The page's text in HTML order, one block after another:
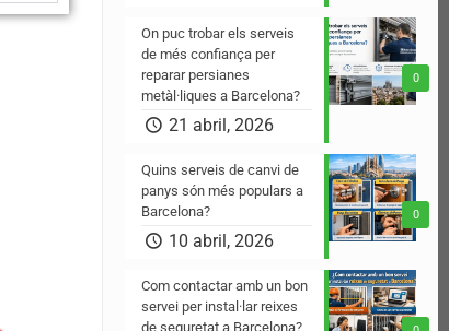
0
On puc trobar els serveis
de més confiança per
reparar persianes
metàl·liques a Barcelona?
21 abril, 2026
0
Quins serveis de canvi de
panys són més populars a
Barcelona?
10 abril, 2026
Com contactar amb un bon
servei per instal·lar reixes
de seguretat a Barcelona?